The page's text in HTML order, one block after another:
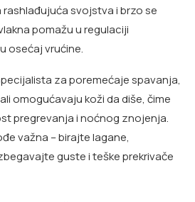
rashlađujuća svojstva i brzo se
pomažu u regulaciji
osećaj vrućine.
za poremećaje spavanja,
omogućavaju koži da diše, čime
pregrevanja i noćnog znojenja.
važna – birajte lagane,
guste i teške prekrivače